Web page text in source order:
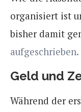
organisiert ist
bisher damit
aufgeschrieben.
Geld und
Während der